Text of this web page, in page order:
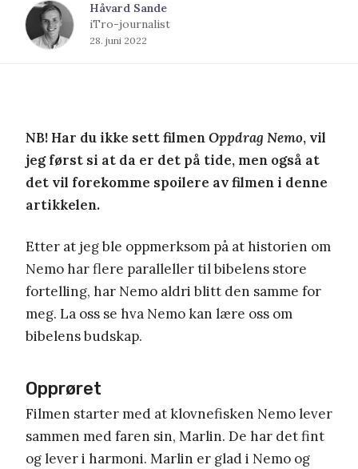
Håvard Sande
iTro-journalist
28. juni 2022
NB! Har du ikke sett filmenOppdrag Nemo, vil
jeg først si at da er det på tide, men også at
det vil forekomme spoilere av filmen i denne
artikkelen.
Etter at jeg ble oppmerksom på at historien om
Nemo har flere paralleller til bibelens store
fortelling, har Nemo aldri blitt den samme for
meg. La oss se hva Nemo kan lære oss om
bibelens budskap.
Opprøret
Filmen starter med at klovnefisken Nemo lever
sammen med faren sin, Marlin. De har det fint
og lever i harmoni. Marlin er glad i Nemo og